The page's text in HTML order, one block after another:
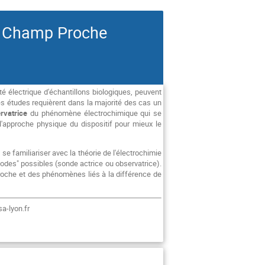
Proche
électrique d'échantillons biologiques, peuvent
études requièrent dans la majorité des cas un
du phénomène électrochimique qui se
physique du dispositif pour mieux le
familiariser avec la théorie de l'électrochimie
possibles (sonde actrice ou observatrice).
et des phénomènes liés à la différence de
lyon.fr